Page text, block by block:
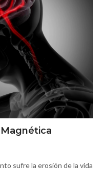
sufre la erosión de la vida